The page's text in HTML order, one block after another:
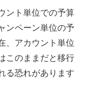
ント単位での予算
ンペーン単位の予
、アカウント単位
このままだと移行
る恐れがあります